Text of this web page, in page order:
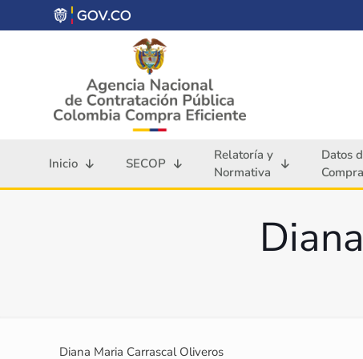
Inicio SECOP
Relatoría y
Normativa
Datos
Diana Maria Carrascal Oliveros